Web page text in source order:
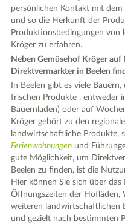
persönlichen Kontakt mit dem
und so die Herkunft der
Produktionsbedingungen von
Kröger zu erfahren.
Neben Gemüsehof Kröger
Direktvermarkter in Beelen
In Beelen gibt es viele
frischen Produkte , entweder
Bauernladen) oder auf
Kröger gehört zu den
landwirtschaftliche Produkte,
Ferienwohnungen und
gute Möglichkeit, um
Beelen zu finden, ist die
Hier können Sie sich über
Öffnungszeiten der Hofläden,
weiteren landwirtschaftlichen
und gezielt nach bestimmten